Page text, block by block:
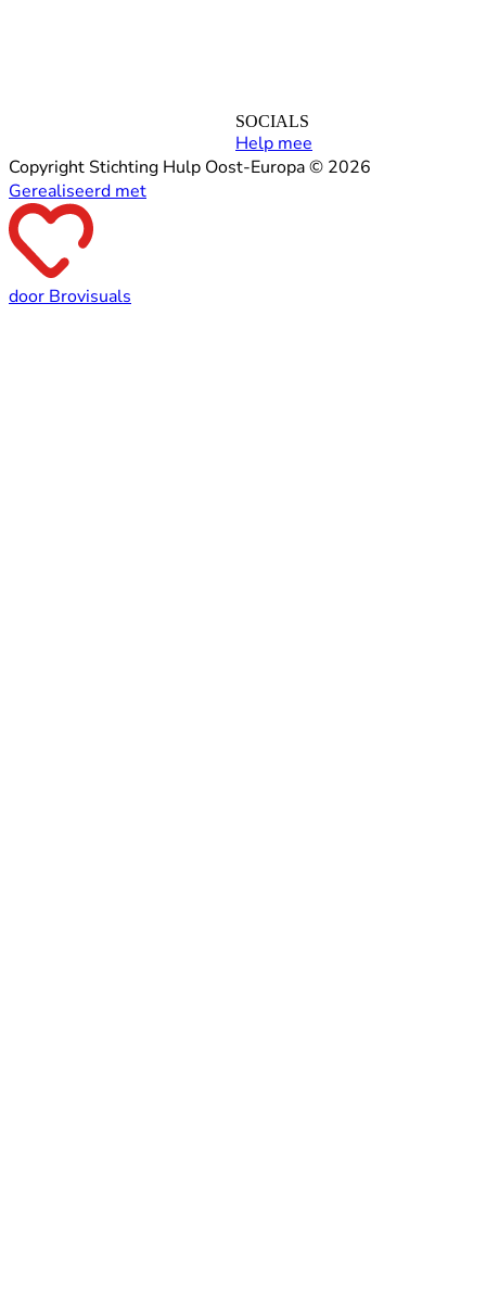
SOCIALS
Help mee
Copyright Stichting Hulp Oost-Europa © 2026
Gerealiseerd met
door Brovisuals